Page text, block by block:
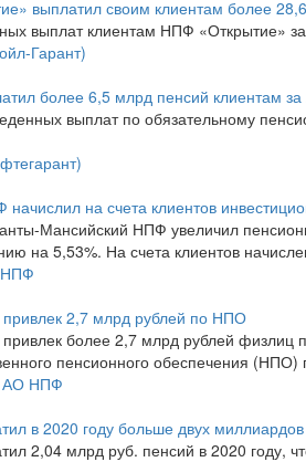
выплатил своим клиентам более
выплат клиентам НПФ «Открытие» за
Гарант)
более 6,5 млрд пенсий клиентам за
выплат по обязательному
на счета клиентов
Мансийский НПФ увеличил
на 5,53%. На счета клиентов
НПФ
2,7 млрд рублей по НПО
более 2,7 млрд рублей физлиц
пенсионного обеспечения
АО НПФ
в 2020 году больше двух миллиардов
2,04 млрд руб. пенсий в 2020 году,